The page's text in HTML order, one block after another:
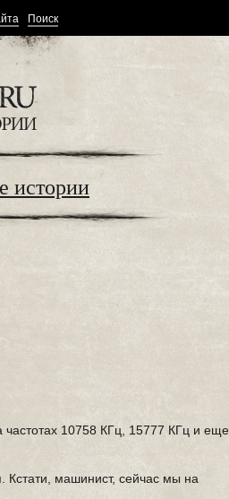
Поиск
истории
10758 КГц, 15777 КГц и еще
машинист, сейчас мы на